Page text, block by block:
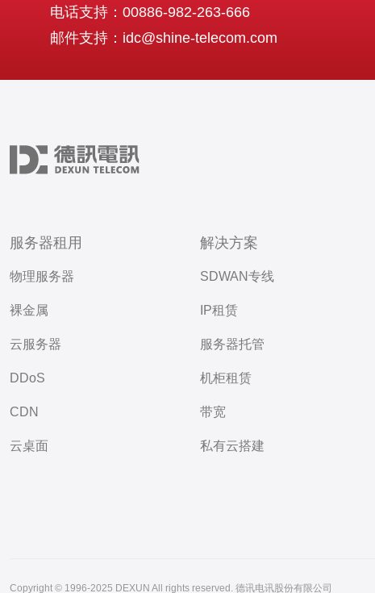
电话支持：00886-982-263-666
邮件支持：idc@shine-telecom.com
服务器租用
物理服务器
裸金属
云服务器
DDoS
CDN
云桌面
解决方案
SDWAN专线
IP租赁
服务器托管
机柜租赁
带宽
私有云搭建
Copyright © 1996-2025 DEXUN All rights reserved. 德讯电讯股份有限公司